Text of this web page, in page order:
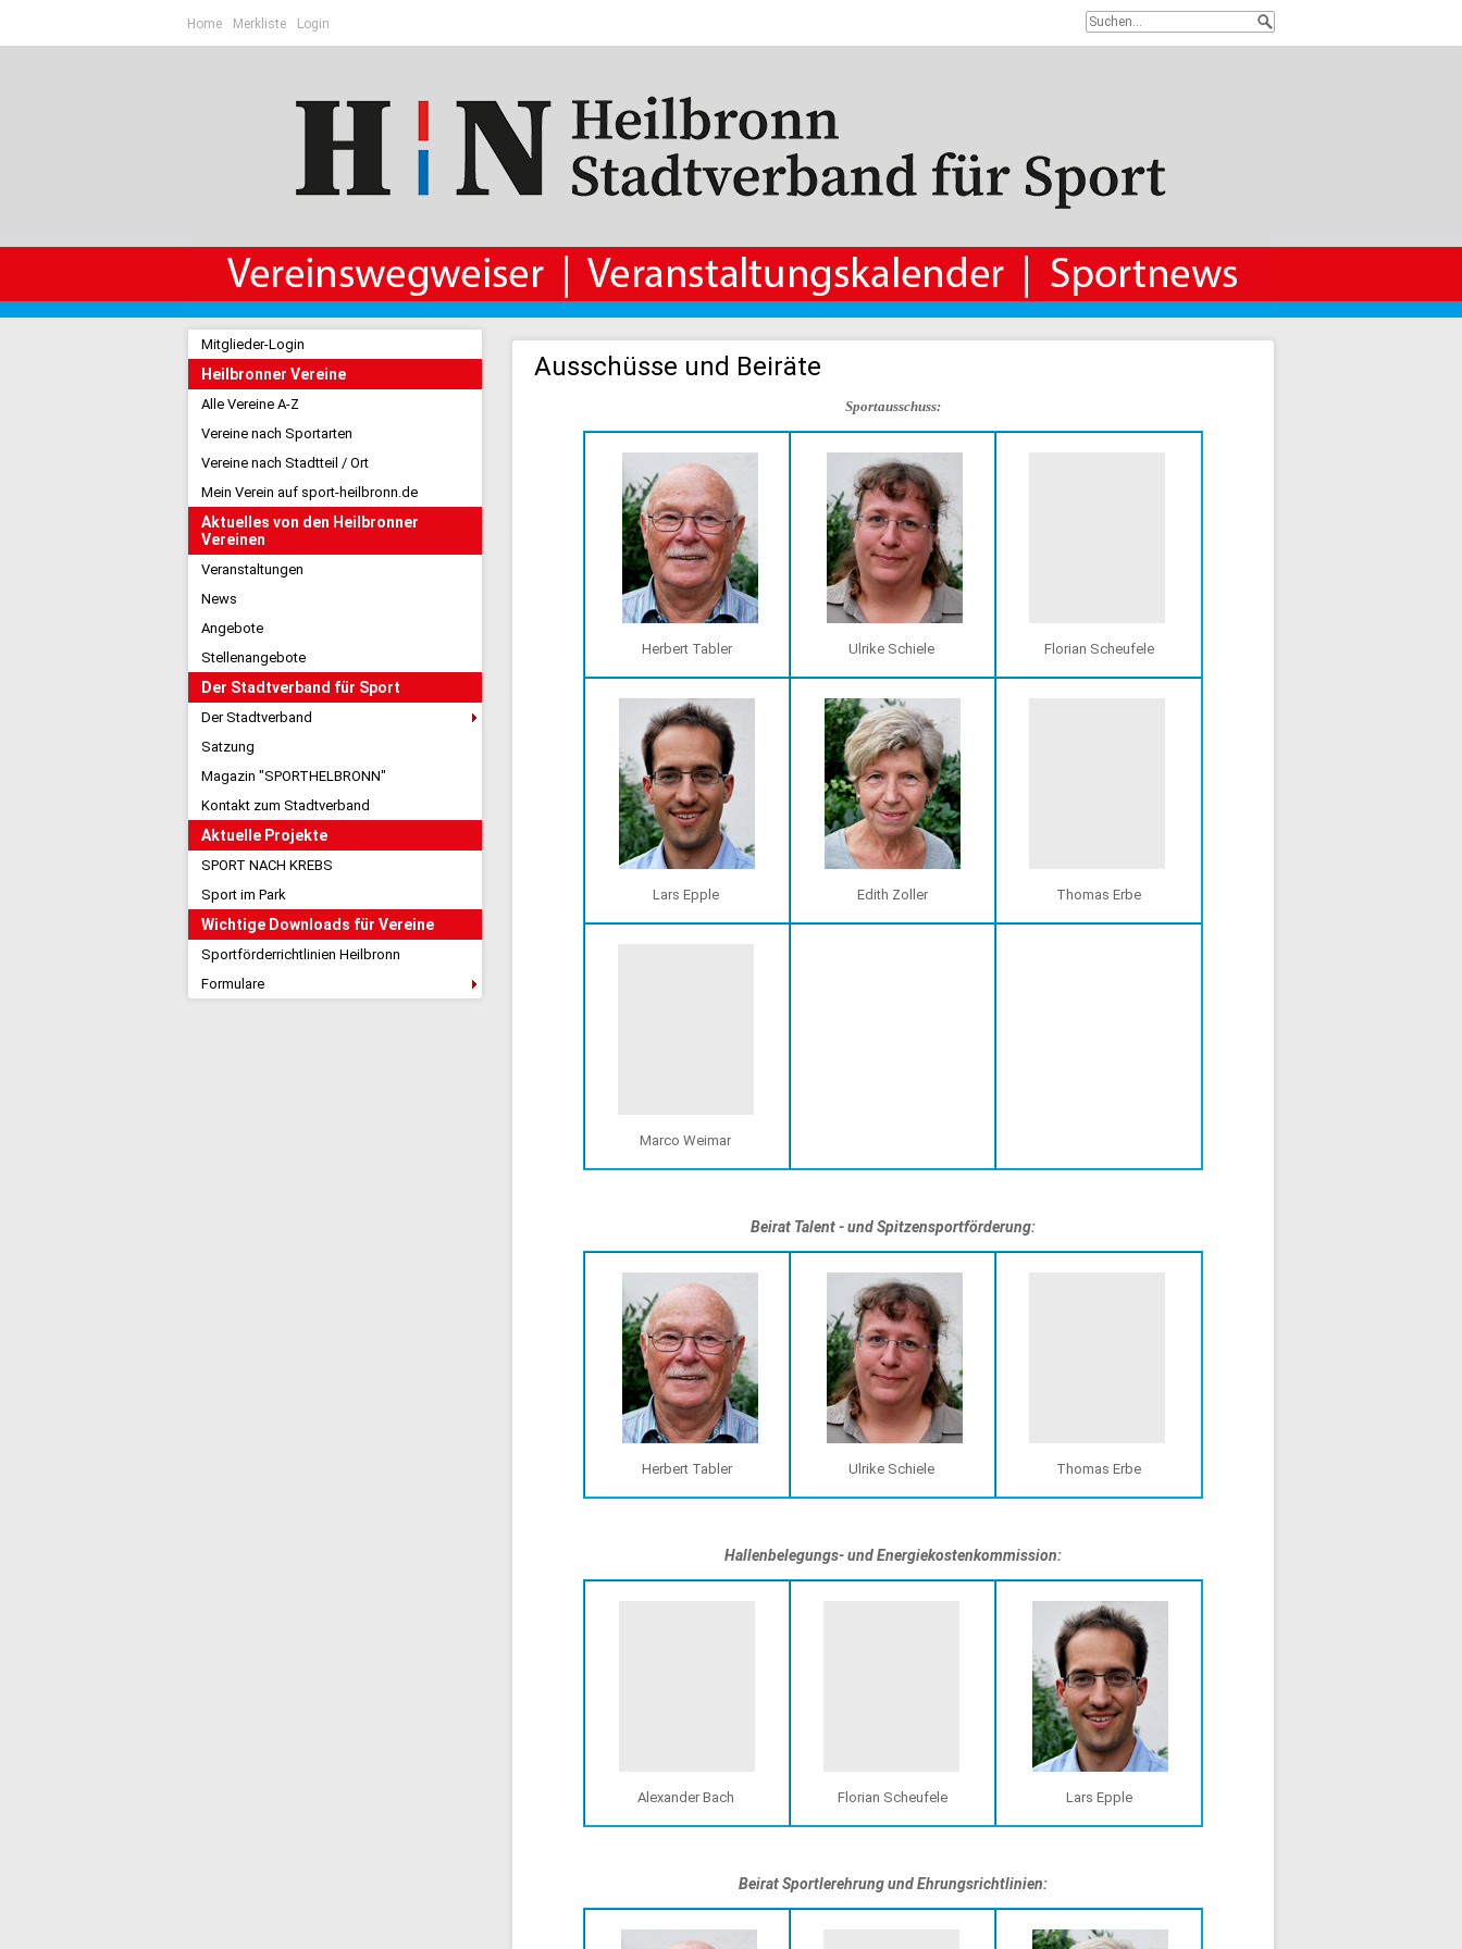
Home Merkliste Login
Mitglieder-Login
Heilbronner Vereine
Alle Vereine A-Z
Vereine nach Sportarten
Vereine nach Stadtteil / Ort
Mein Verein auf sport-heilbronn.de
Aktuelles von den Heilbronner
Vereinen
Veranstaltungen
News
Angebote
Stellenangebote
Der Stadtverband für Sport
Der Stadtverband
Satzung
Magazin "SPORTHELBRONN"
Kontakt zum Stadtverband
Aktuelle Projekte
SPORT NACH KREBS
Sport im Park
Wichtige Downloads für Vereine
Sportförderrichtlinien Heilbronn
Formulare
Ausschüsse und Beiräte
Sportausschuss:
Herbert Tabler Ulrike Schiele Florian Scheufele
Lars Epple Edith Zoller Thomas Erbe
Marco Weimar
Beirat Talent - und Spitzensportförderung:
Herbert Tabler Ulrike Schiele Thomas Erbe
Hallenbelegungs- und Energiekostenkommission:
Alexander Bach Florian Scheufele Lars Epple
Beirat Sportlerehrung und Ehrungsrichtlinien: